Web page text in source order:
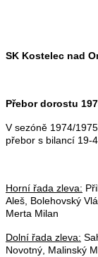
SK Kostelec nad
Přebor dorostu
V sezóně 1974/
přebor s bilancí 19-
Horní řada zleva:
Aleš, Bolehovský
Merta Milan
Dolní řada zleva:
Novotný, Malinský